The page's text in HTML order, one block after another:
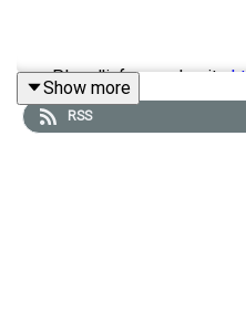
== Plus d'infos sur le site
Show more
RSS